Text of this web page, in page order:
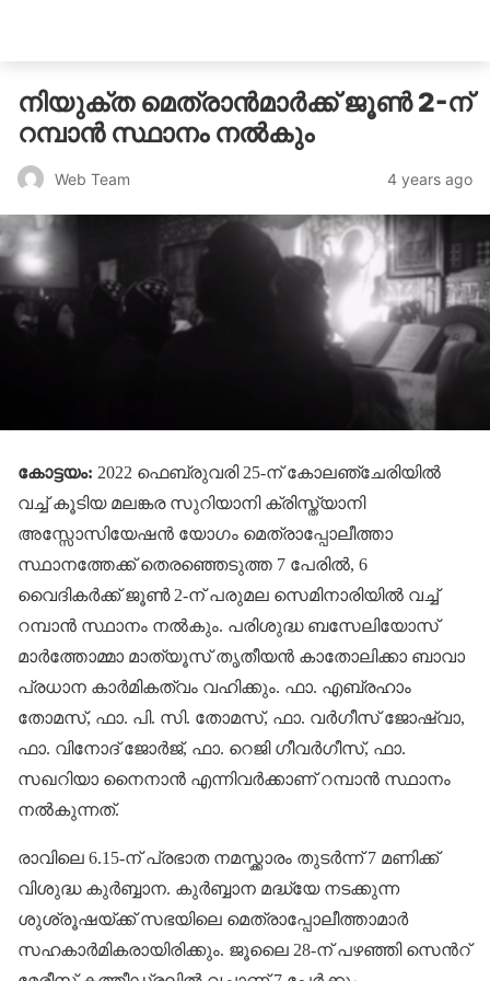
നിയുക്ത മെത്രാന്‍മാര്‍ക്ക് ജൂണ്‍ 2-ന്
റമ്പാന്‍ സ്ഥാനം നല്‍കും
Web Team 4 years ago
കോട്ടയം: 2022 ഫെബ്രുവരി 25-ന് കോലഞ്ചേരിയില്‍
വച്ച് കൂടിയ മലങ്കര സുറിയാനി ക്രിസ്ത്യാനി
അസ്സോസിയേഷന്‍ യോഗം മെത്രാപ്പോലീത്താ
സ്ഥാനത്തേക്ക് തെരഞ്ഞെടുത്ത 7 പേരില്‍, 6
വൈദികര്‍ക്ക് ജൂണ്‍ 2-ന് പരുമല സെമിനാരിയില്‍ വച്ച്
റമ്പാന്‍ സ്ഥാനം നല്‍കും. പരിശുദ്ധ ബസേലിയോസ്
മാര്‍ത്തോമ്മാ മാത്യൂസ് തൃതീയന്‍ കാതോലിക്കാ ബാവാ
പ്രധാന കാര്‍മികത്വം വഹിക്കും. ഫാ. എബ്രഹാം
തോമസ്, ഫാ. പി. സി. തോമസ്, ഫാ. വര്‍ഗീസ് ജോഷ്വാ,
ഫാ. വിനോദ് ജോര്‍ജ്, ഫാ. റെജി ഗീവര്‍ഗീസ്, ഫാ.
സഖറിയാ നൈനാന്‍ എന്നിവര്‍ക്കാണ് റമ്പാന്‍ സ്ഥാനം
നല്‍കുന്നത്.
രാവിലെ 6.15-ന് പ്രഭാത നമസ്ക്കാരം തുടര്‍ന്ന് 7 മണിക്ക്
വിശുദ്ധ കുര്‍ബ്ബാന. കുര്‍ബ്ബാന മദ്ധ്യേ നടക്കുന്ന
ശുശ്രൂഷയ്ക്ക് സഭയിലെ മെത്രാപ്പോലീത്താമാര്‍
സഹകാര്‍മികരായിരിക്കും. ജൂലൈ 28-ന് പഴഞ്ഞി സെന്‍റ്